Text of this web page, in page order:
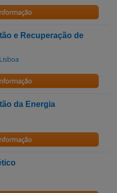
e Recuperação de
da Energia